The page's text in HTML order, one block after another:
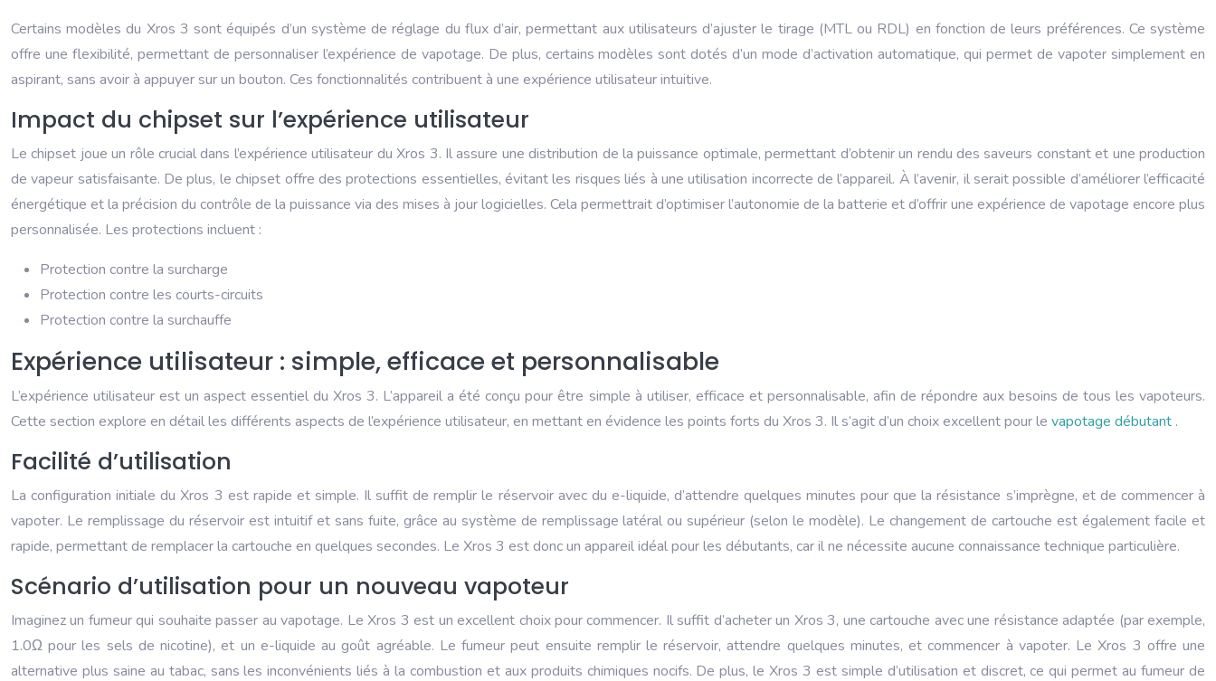
Certains modèles du Xros 3 sont équipés d’un système de réglage du flux d’air, permettant aux utilisateurs d’ajuster le tirage (MTL ou RDL) en fonction de leurs préférences. Ce système
offre une flexibilité, permettant de personnaliser l’expérience de vapotage. De plus, certains modèles sont dotés d’un mode d’activation automatique, qui permet de vapoter simplement en
aspirant, sans avoir à appuyer sur un bouton. Ces fonctionnalités contribuent à une expérience utilisateur intuitive.
Impact du chipset sur l’expérience utilisateur
Le chipset joue un rôle crucial dans l’expérience utilisateur du Xros 3. Il assure une distribution de la puissance optimale, permettant d’obtenir un rendu des saveurs constant et une production
de vapeur satisfaisante. De plus, le chipset offre des protections essentielles, évitant les risques liés à une utilisation incorrecte de l’appareil. À l’avenir, il serait possible d’améliorer l’efficacité
énergétique et la précision du contrôle de la puissance via des mises à jour logicielles. Cela permettrait d’optimiser l’autonomie de la batterie et d’offrir une expérience de vapotage encore plus
personnalisée. Les protections incluent :
Protection contre la surcharge
Protection contre les courts-circuits
Protection contre la surchauffe
Expérience utilisateur : simple, efficace et personnalisable
L’expérience utilisateur est un aspect essentiel du Xros 3. L’appareil a été conçu pour être simple à utiliser, efficace et personnalisable, afin de répondre aux besoins de tous les vapoteurs.
Cette section explore en détail les différents aspects de l’expérience utilisateur, en mettant en évidence les points forts du Xros 3. Il s’agit d’un choix excellent pour le vapotage débutant .
Facilité d’utilisation
La configuration initiale du Xros 3 est rapide et simple. Il suffit de remplir le réservoir avec du e-liquide, d’attendre quelques minutes pour que la résistance s’imprègne, et de commencer à
vapoter. Le remplissage du réservoir est intuitif et sans fuite, grâce au système de remplissage latéral ou supérieur (selon le modèle). Le changement de cartouche est également facile et
rapide, permettant de remplacer la cartouche en quelques secondes. Le Xros 3 est donc un appareil idéal pour les débutants, car il ne nécessite aucune connaissance technique particulière.
Scénario d’utilisation pour un nouveau vapoteur
Imaginez un fumeur qui souhaite passer au vapotage. Le Xros 3 est un excellent choix pour commencer. Il suffit d’acheter un Xros 3, une cartouche avec une résistance adaptée (par exemple,
1.0Ω pour les sels de nicotine), et un e-liquide au goût agréable. Le fumeur peut ensuite remplir le réservoir, attendre quelques minutes, et commencer à vapoter. Le Xros 3 offre une
alternative plus saine au tabac, sans les inconvénients liés à la combustion et aux produits chimiques nocifs. De plus, le Xros 3 est simple d’utilisation et discret, ce qui permet au fumeur de